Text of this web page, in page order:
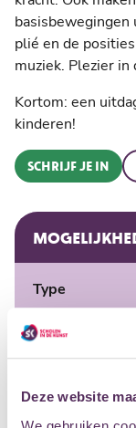
Deze website
plié en de
muziek. Plezier in
Kortom: een
kinderen!
SCHRIJF JE IN
Type
Docent
Eemhuis
Maandag